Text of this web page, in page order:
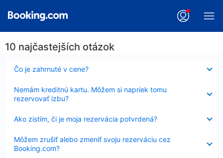
10 najčastejších otázok
Čo je zahrnuté v cene?
Nezobrazuje
sa
Nemám kreditnú kartu. Môžem si napriek tomu
rezervovať izbu?
sa
Ako zistím, či je moja rezervácia potvrdená?
sa
Môžem zrušiť alebo zmeniť svoju rezerváciu cez
Booking.com?
sa